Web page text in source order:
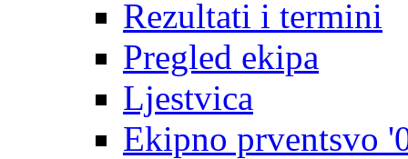
Rezultati i termini
Pregled ekipa
Ljestvica
Ekipno prventsvo